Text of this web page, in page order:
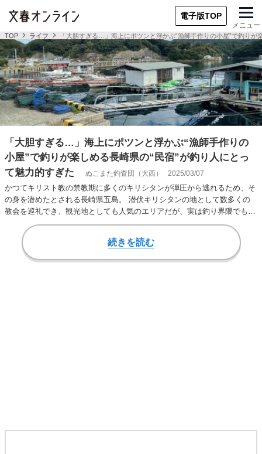
電子版TOP
メニュー
TOP ライフ 「大胆すぎる…」海上にポツンと浮かぶ“漁師手作りの小屋”で釣り
「大胆すぎる…」海上にポツンと浮かぶ“漁師手作りの
小屋”で釣りが楽しめる長崎県の“民宿”が釣り人にとっ
て魅力的すぎた
ぬこまた釣査団（大西） 2025/03/07
かつてキリスト教の禁教期に多くのキリシタンが弾圧から逃れるため、そ
の身を潜めたとされる長崎県五島。 潜伏キリシタンの地として数多くの
教会を巡礼でき、観光地としても人気のエリアだが、実は釣り界隈でも、
五島は「聖地」と…
続きを読む